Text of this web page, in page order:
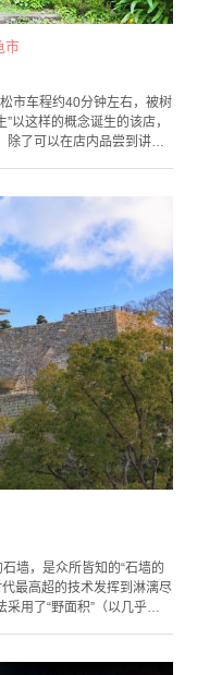
市
市车程约40分钟左右，被树
以这样的概念诞生的该店，
了可以在店内品尝到讲究
间，也推荐您带家人来
这边也在贩卖用木材制作
墙，是众所皆知的“石墙的
最高超的技术发挥到淋漓尽
用了“野面积”（以几乎毫
天守：具有了望、指挥的功